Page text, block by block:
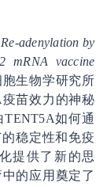
adenylation by
mRNA vaccine
生物学研究所
苗效力的神秘
如何通
稳定性和免疫
提供了新的思
的应用奠定了